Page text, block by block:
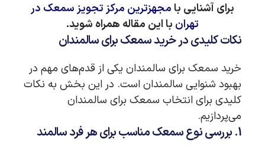
برای آشنایی بامجهزترین مرکز تجویز سمعک در
تهران با این مقاله همراه شوید.
نکات کلیدی در خرید سمعک برای سالمندان
خرید سمعک برای سالمندان یکی از قدم‌های مهم در
بهبود شنوایی سالمندان است. در این بخش به نکات
کلیدی برای انتخاب سمعک برای سالمندان
می‌پردازیم.
1. بررسی نوع سمعک مناسب برای هر فرد سالمند